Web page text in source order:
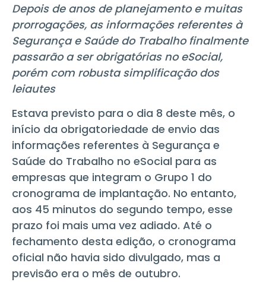
Depois de anos de planejamento e muitas
prorrogações, as informações referentes à
Segurança e Saúde do Trabalho finalmente
passarão a ser obrigatórias no eSocial,
porém com robusta simplificação dos
leiautes
Estava previsto para o dia 8 deste mês, o
início da obrigatoriedade de envio das
informações referentes à Segurança e
Saúde do Trabalho no eSocial para as
empresas que integram o Grupo 1 do
cronograma de implantação. No entanto,
aos 45 minutos do segundo tempo, esse
prazo foi mais uma vez adiado. Até o
fechamento desta edição, o cronograma
oficial não havia sido divulgado, mas a
previsão era o mês de outubro.